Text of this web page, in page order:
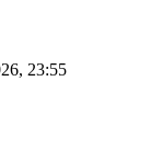
23:55